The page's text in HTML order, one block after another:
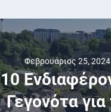
Φεβρουάριος 25, 2024
10
Γεγονότα για